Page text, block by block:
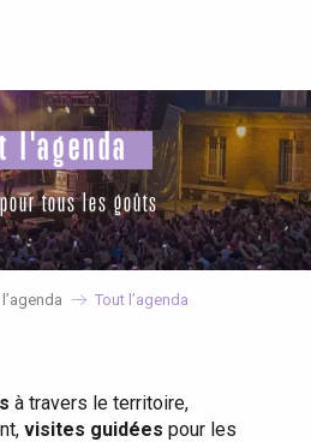
l'agenda
tous les goûts
Tout l’agenda
à travers le territoire,
visites guidées pour les